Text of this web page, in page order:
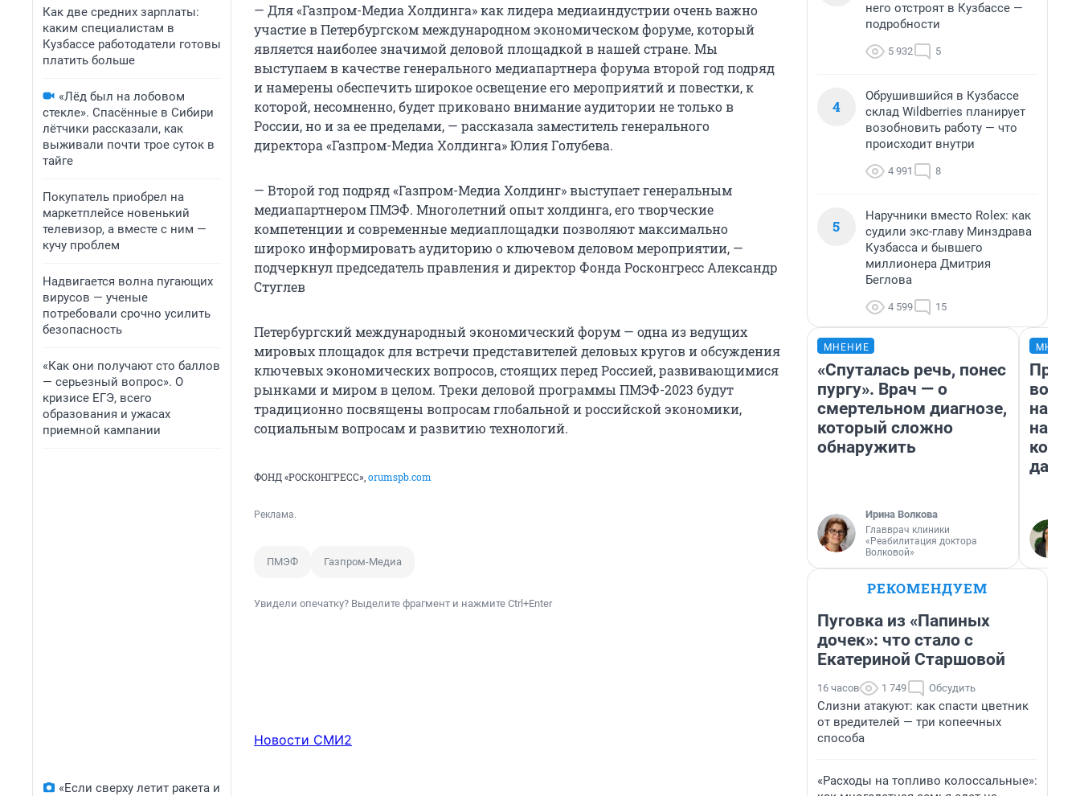
Как две средних зарплаты:
каким специалистам в
Кузбассе работодатели готовы
платить больше
«Лёд был на лобовом
стекле». Спасённые в Сибири
лётчики рассказали, как
выживали почти трое суток в
тайге
Покупатель приобрел на
маркетплейсе новенький
телевизор, а вместе с ним —
кучу проблем
Надвигается волна пугающих
вирусов — ученые
потребовали срочно усилить
безопасность
«Как они получают сто баллов
— серьезный вопрос». О
кризисе ЕГЭ, всего
образования и ужасах
приемной кампании
«Если сверху летит ракета и
— Для «Газпром-Медиа Холдинга» как лидера медиаиндустрии очень важно
участие в Петербургском международном экономическом форуме, который
является наиболее значимой деловой площадкой в нашей стране. Мы
выступаем в качестве генерального медиапартнера форума второй год подряд
и намерены обеспечить широкое освещение его мероприятий и повестки, к
которой, несомненно, будет приковано внимание аудитории не только в
России, но и за ее пределами, — рассказала заместитель генерального
директора «Газпром-Медиа Холдинга» Юлия Голубева.
— Второй год подряд «Газпром-Медиа Холдинг» выступает генеральным
медиапартнером ПМЭФ. Многолетний опыт холдинга, его творческие
компетенции и современные медиаплощадки позволяют максимально
широко информировать аудиторию о ключевом деловом мероприятии, —
подчеркнул председатель правления и директор Фонда Росконгресс Александр
Стуглев
Петербургский международный экономический форум — одна из ведущих
мировых площадок для встречи представителей деловых кругов и обсуждения
ключевых экономических вопросов, стоящих перед Россией, развивающимися
рынками и миром в целом. Треки деловой программы ПМЭФ-2023 будут
традиционно посвящены вопросам глобальной и российской экономики,
социальным вопросам и развитию технологий.
ФОНД «РОСКОНГРЕСС», orumspb.com
Реклама.
ПМЭФ Газпром-Медиа
Увидели опечатку? Выделите фрагмент и нажмите Ctrl+Enter
Новости СМИ2
него отстроят в Кузбассе —
подробности
5 932 5
4
Обрушившийся в Кузбассе
склад Wildberries планирует
возобновить работу — что
происходит внутри
4 991 8
5
Наручники вместо Rolex: как
судили экс-главу Минздрава
Кузбасса и бывшего
миллионера Дмитрия
Беглова
4 599 15
МНЕНИЕ
«Спуталась речь, понес
пургу». Врач — о
смертельном диагнозе,
который сложно
обнаружить
Ирина Волкова
Главврач клиники
«Реабилитация доктора
Волковой»
нам
даже
РЕКОМЕНДУЕМ
Пуговка из «Папиных
дочек»: что стало с
Екатериной Старшовой
16 часов 1 749 Обсудить
Слизни атакуют: как спасти цветник
от вредителей — три копеечных
способа
«Расходы на топливо колоссальные»: